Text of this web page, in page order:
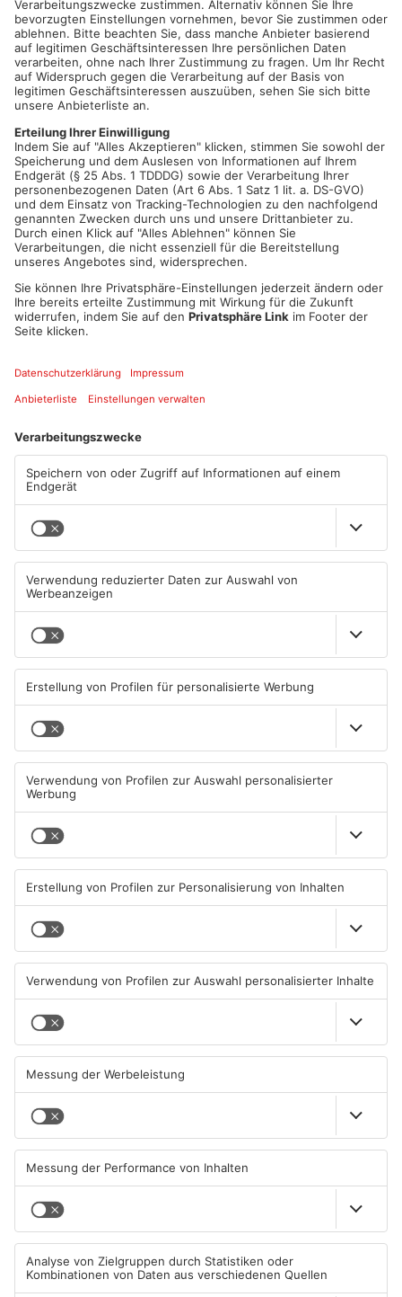
Als digitale Ergänzung zu Radio Primavera bietet
primavera24.de aktuelle Meldungen, Hintergründe, Bilder,
Videos und Serviceinformationen aus einer Hand. Mit seiner
starken regionalen Verankerung und hoher täglichen Nutzung
ist primavera24.de für viele Menschen im Primaveraland eine
feste Informationsquelle.
Ihr Ansprechpartner
CHRISTIAN KNECHT
christian.knecht@primanet.de
Ihr Ansprechpartner für die Redaktion
DANIEL FLECKENSTEIN (PROGRAMMCHEF)
KONTAKT
Telefon: 06021/3883-359 | E-Mail:
produktion@primanet.de